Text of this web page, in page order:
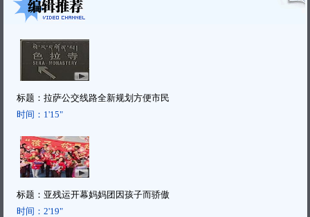
标题： 拉萨公交线路全新规划方便市民
时间： 1'15"
标题： 亚残运开幕妈妈团因孩子而骄傲
时间： 2'19"